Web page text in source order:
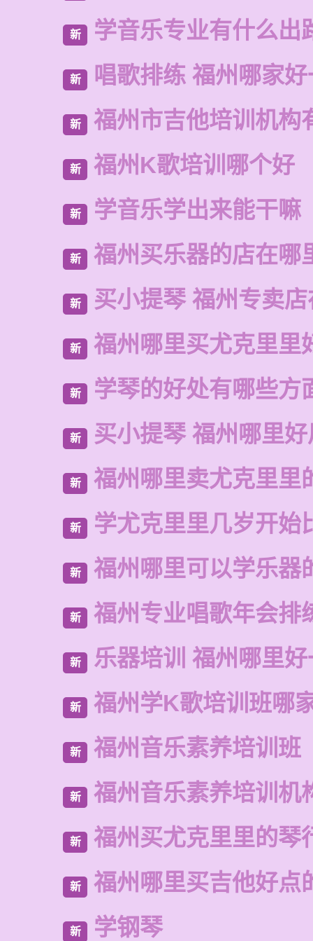
新 学音乐专业有什么出
新 唱歌排练 福州哪家
新 福州市吉他培训机构
新 福州K歌培训哪个好
新 学音乐学出来能干嘛
新 福州买乐器的店在哪
新 买小提琴 福州专卖
新 福州哪里买尤克里里
新 学琴的好处有哪些方
新 买小提琴 福州哪里
新 福州哪里卖尤克里里
新 学尤克里里几岁开始
新 福州哪里可以学乐器
新 福州专业唱歌年会排
新 乐器培训 福州哪里
新 福州学K歌培训班哪
新 福州音乐素养培训班
新 福州音乐素养培训机
新 福州买尤克里里的琴
新 福州哪里买吉他好点
新 学钢琴